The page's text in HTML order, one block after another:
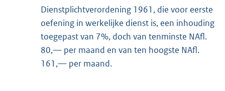
Dienstplichtverordening 1961, die voor eerste
oefening in werkelijke dienst is, een inhouding
toegepast van 7%, doch van tenminste NAfl.
80,— per maand en van ten hoogste NAfl.
161,— per maand.